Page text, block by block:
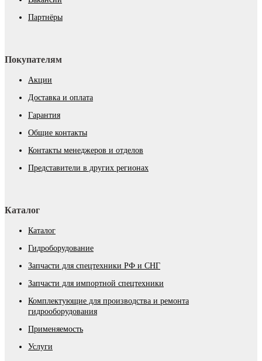
Партнёры
Покупателям
Акции
Доставка и оплата
Гарантия
Общие контакты
Контакты менеджеров и отделов
Представители в других регионах
Каталог
Каталог
Гидроборудование
Запчасти для спецтехники РФ и СНГ
Запчасти для импортной спецтехники
Комплектующие для производства и ремонта
гидрооборудования
Применяемость
Услуги